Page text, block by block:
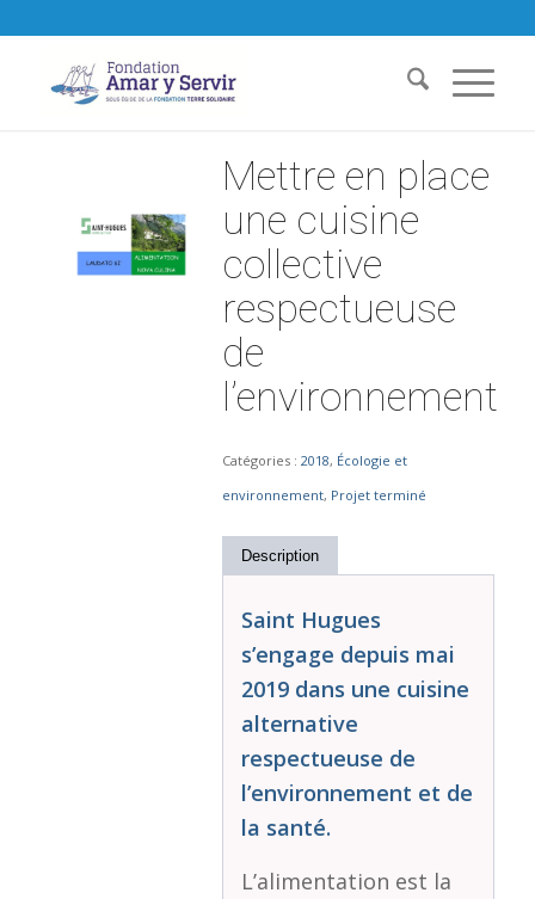
Mettre en place
une cuisine
collective
respectueuse
de
l’environnement
Catégories : 2018, Écologie et
environnement, Projet terminé
Description
Saint Hugues
s’engage depuis mai
2019 dans une cuisine
alternative
respectueuse de
l’environnement et de
la santé.
L’alimentation est la